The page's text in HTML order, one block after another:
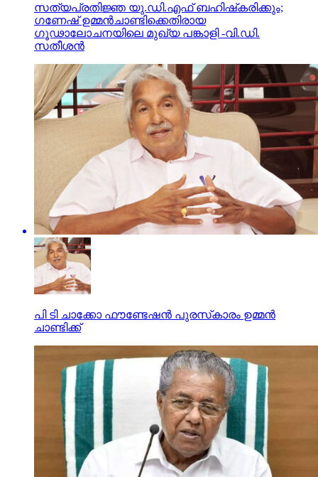
സത്യപ്രതിജ്ഞ യു.ഡി.എഫ് ബഹിഷ്‌കരിക്കും;
ഗണേഷ് ഉമ്മന്‍ചാണ്ടിക്കെതിരായ
ഗൂഢാലോചനയിലെ മുഖ്യ പങ്കാളി -വി.ഡി.
സതീശന്‍
പി ടി ചാക്കോ ഫൗണ്ടേഷന്‍ പുരസ്‌കാരം ഉമ്മന്‍
ചാണ്ടിക്ക്